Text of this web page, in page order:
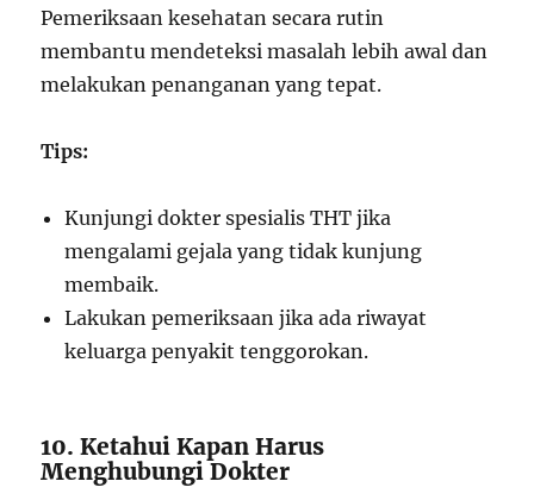
Pemeriksaan kesehatan secara rutin
membantu mendeteksi masalah lebih awal dan
melakukan penanganan yang tepat.
Tips:
Kunjungi dokter spesialis THT jika
mengalami gejala yang tidak kunjung
membaik.
Lakukan pemeriksaan jika ada riwayat
keluarga penyakit tenggorokan.
10. Ketahui Kapan Harus
Menghubungi Dokter